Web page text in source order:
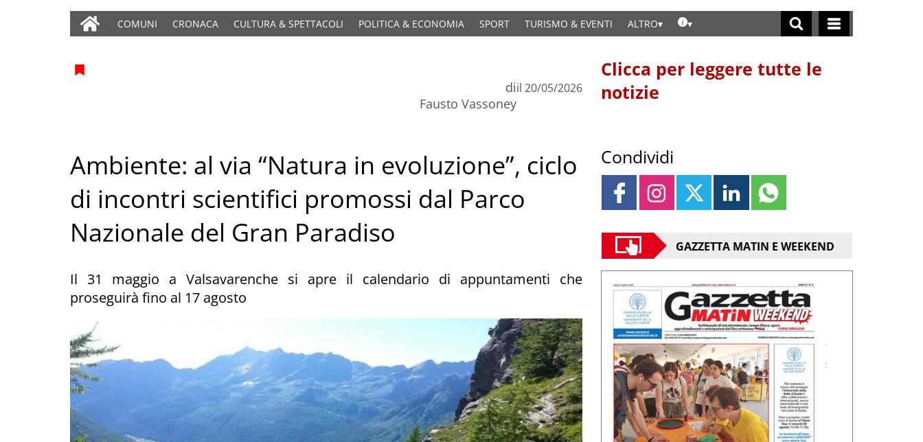
COMUNI CRONACA CULTURA & SPETTACOLI POLITICA & ECONOMIA SPORT TURISMO & EVENTI ALTRO
di
Fausto Vassoney
il 20/05/2026
Ambiente: al via “Natura in evoluzione”, ciclo
di incontri scientifici promossi dal Parco
Nazionale del Gran Paradiso
Il 31 maggio a Valsavarenche si apre il calendario di appuntamenti che
proseguirà fino al 17 agosto
Clicca per leggere tutte le
notizie
Condividi
GAZZETTA MATIN E WEEKEND